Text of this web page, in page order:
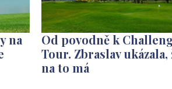
na
Od povodně k
Tour. Zbraslav ukázala,
na to má